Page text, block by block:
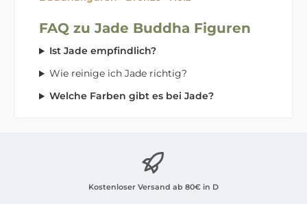
FAQ zu Jade Buddha Figuren
Ist Jade empfindlich?
Wie reinige ich Jade richtig?
Welche Farben gibt es bei Jade?
Kostenloser Versand ab 80€ in D